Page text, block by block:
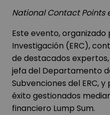
National Contact Points
Este evento, organizado
Investigación (ERC),
de destacados
jefa del Departamento
Subvenciones del ERC,
éxito gestionados
financiero Lump Sum.